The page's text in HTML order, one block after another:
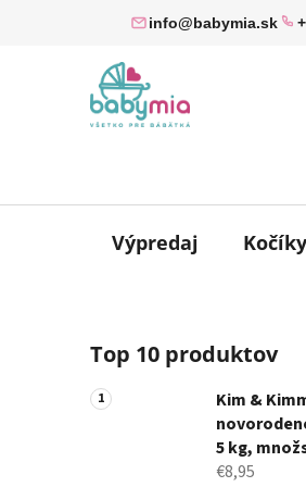
info@babymia.sk
Výpredaj
o
č
n
Top 10 produktov
Kim &
5 kg,
€8,95